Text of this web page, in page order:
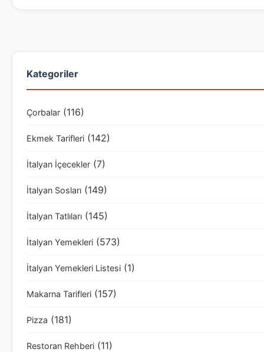
Kategoriler
Çorbalar (116)
Ekmek Tarifleri (142)
İtalyan İçecekler (7)
İtalyan Sosları (149)
İtalyan Tatlıları (145)
İtalyan Yemekleri (573)
İtalyan Yemekleri Listesi (1)
Makarna Tarifleri (157)
Pizza (181)
Restoran Rehberi (11)